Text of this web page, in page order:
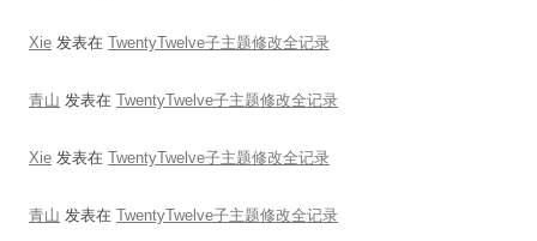
Xie 发表在 TwentyTwelve子主题修改全记录
青山 发表在 TwentyTwelve子主题修改全记录
Xie 发表在 TwentyTwelve子主题修改全记录
青山 发表在 TwentyTwelve子主题修改全记录